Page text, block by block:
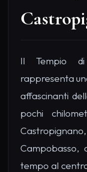
Il Tempio di
rappresenta
affascinanti
pochi
Campobasso,
tempo al